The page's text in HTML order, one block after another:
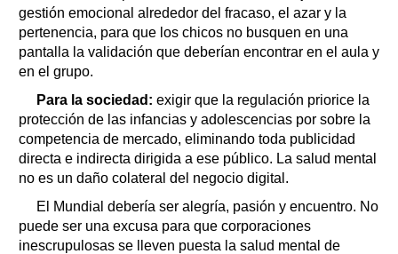
gestión emocional alrededor del fracaso, el azar y la
pertenencia, para que los chicos no busquen en una
pantalla la validación que deberían encontrar en el aula y
en el grupo.
Para la sociedad: exigir que la regulación priorice la
protección de las infancias y adolescencias por sobre la
competencia de mercado, eliminando toda publicidad
directa e indirecta dirigida a ese público. La salud mental
no es un daño colateral del negocio digital.
El Mundial debería ser alegría, pasión y encuentro. No
puede ser una excusa para que corporaciones
inescrupulosas se lleven puesta la salud mental de